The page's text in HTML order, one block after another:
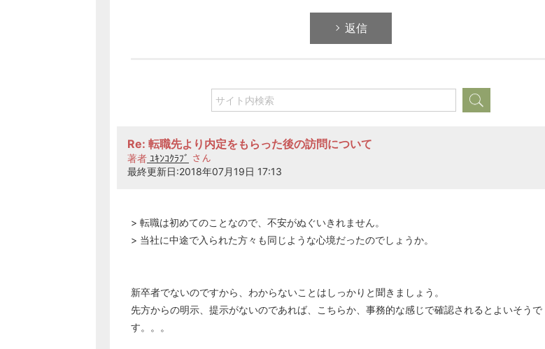
返信
Re: 転職先より内定をもらった後の訪問について
著者 ﾕｷﾝｺｸﾗﾌﾞ さん
最終更新日:2018年07月19日 17:13
> 転職は初めてのことなので、不安がぬぐいきれません。
> 当社に中途で入られた方々も同じような心境だったのでしょうか。
新卒者でないのですから、わからないことはしっかりと聞きましょう。
先方からの明示、提示がないのであれば、こちらか、事務的な感じで確認されるとよいそうで
す。。。
選択してください
税務経理
企業法務